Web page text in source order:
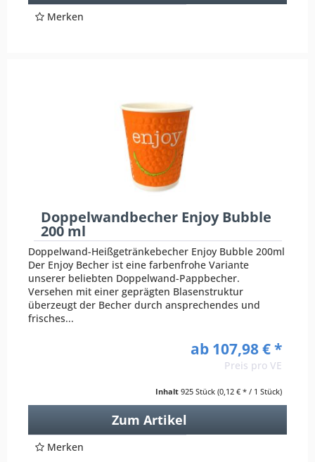
Merken
Doppelwandbecher Enjoy Bubble
200 ml
Doppelwand-Heißgetränkebecher Enjoy Bubble 200ml
Der Enjoy Becher ist eine farbenfrohe Variante
unserer beliebten Doppelwand-Pappbecher.
Versehen mit einer geprägten Blasenstruktur
überzeugt der Becher durch ansprechendes und
frisches...
ab 107,98 € *
Preis pro VE
Inhalt 925 Stück (0,12 € * / 1 Stück)
Zum Artikel
Merken